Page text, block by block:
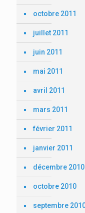
octobre 2011
juillet 2011
juin 2011
mai 2011
avril 2011
mars 2011
février 2011
janvier 2011
décembre 2010
octobre 2010
septembre